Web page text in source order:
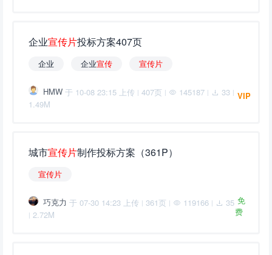
企业宣传片投标方案407页
企业 企业宣传 宣传片
HMW 于 10-08 23:15 上传 | 407页 | 145187 | 33 |
1.49M
VIP
城市宣传片制作投标方案（361P）
宣传片
巧克力 于 07-30 14:23 上传 | 361页 | 119166 | 35
| 2.72M
免
费